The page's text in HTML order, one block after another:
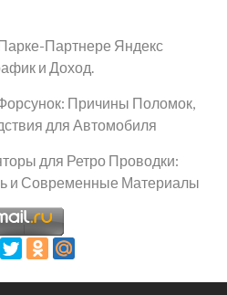
Партнере Яндекс
и Доход.
Причины Поломок,
для Автомобиля
для Ретро Проводки:
и Современные Материалы